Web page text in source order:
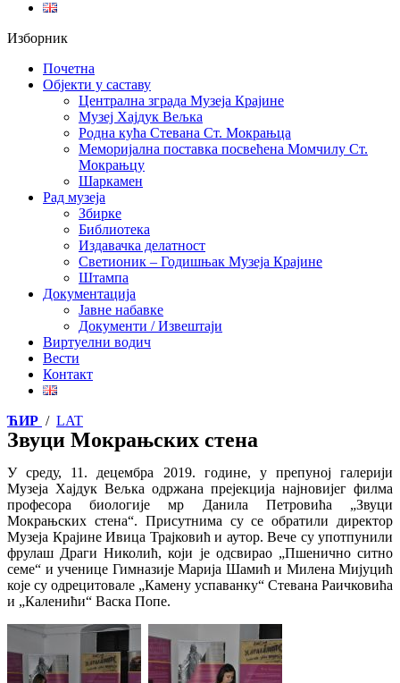
Изборник
Почетна
Објекти у саставу
Централна зграда Музеја Крајине
Музеј Хајдук Вељка
Родна кућа Стевана Ст. Мокрањца
Меморијална поставка посвећена Момчилу Ст.
Мокрањцу
Шаркамен
Рад музеја
Збирке
Библиотека
Издавачка делатност
Светионик – Годишњак Музеја Крајине
Штампа
Документација
Јавне набавке
Документи / Извештаји
Виртуелни водич
Вести
Контакт
ЋИР / LAT
Звуци Мокрањских стена
У среду, 11. децембра 2019. године, у препуној галерији
Музеја Хајдук Вељка одржана прејекција најновијег филма
професора биологије мр Данила Петровића „Звуци
Мокрањских стена“. Присутнима су се обратили директор
Музеја Крајине Ивица Трајковић и аутор. Вече су употпунили
фрулаш Драги Николић, који је одсвирао „Пшенично ситно
семе“ и ученице Гимназије Марија Шамић и Милена Мијуцић
које су одрецитовале „Камену успаванку“ Стевана Раичковића
и „Каленићи“ Васка Попе.